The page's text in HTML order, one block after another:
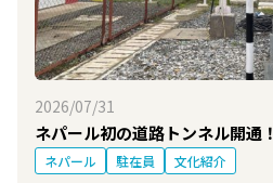
2026/07/31
ネパール初の道路トンネル開通！
ネパール 駐在員 文化紹介